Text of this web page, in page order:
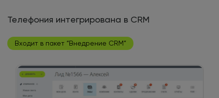
Телефония интегрирована в CRM
Входит в пакет “Внедрение CRM”